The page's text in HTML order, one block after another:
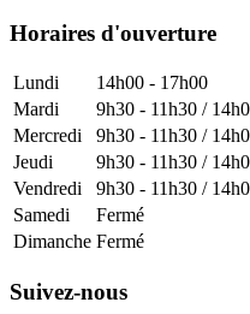
Horaires d'ouverture
Lundi
14h00 - 17h00
Mardi
9h30 - 11h30 /
Mercredi
9h30 - 11h30 /
Jeudi
9h30 - 11h30 /
Vendredi
9h30 - 11h30 /
Samedi
Fermé
Dimanche Fermé
Suivez-nous